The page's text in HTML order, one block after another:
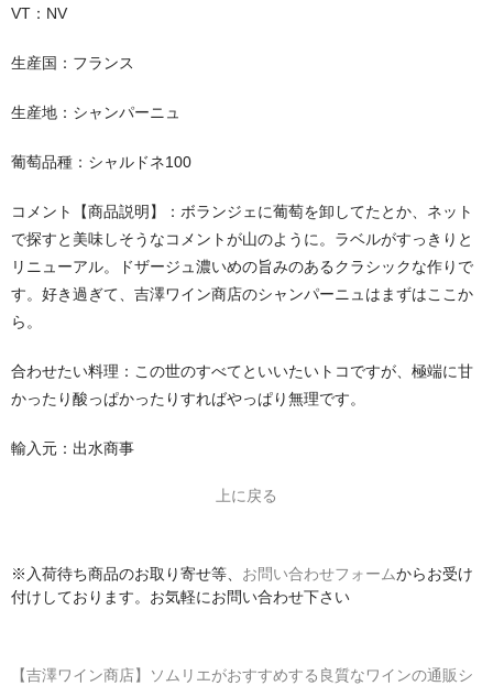
VT：NV
生産国：フランス
生産地：シャンパーニュ
葡萄品種：シャルドネ100
コメント【商品説明】：ボランジェに葡萄を卸してたとか、ネット
で探すと美味しそうなコメントが山のように。ラベルがすっきりと
リニューアル。ドザージュ濃いめの旨みのあるクラシックな作りで
す。好き過ぎて、吉澤ワイン商店のシャンパーニュはまずはここか
ら。
合わせたい料理：この世のすべてといいたいトコですが、極端に甘
かったり酸っぱかったりすればやっぱり無理です。
輸入元：出水商事
上に戻る
※入荷待ち商品のお取り寄せ等、 お問い合わせフォームからお受け
付けしております。お気軽にお問い合わせ下さい
【吉澤ワイン商店】ソムリエがおすすめする良質なワインの通販シ